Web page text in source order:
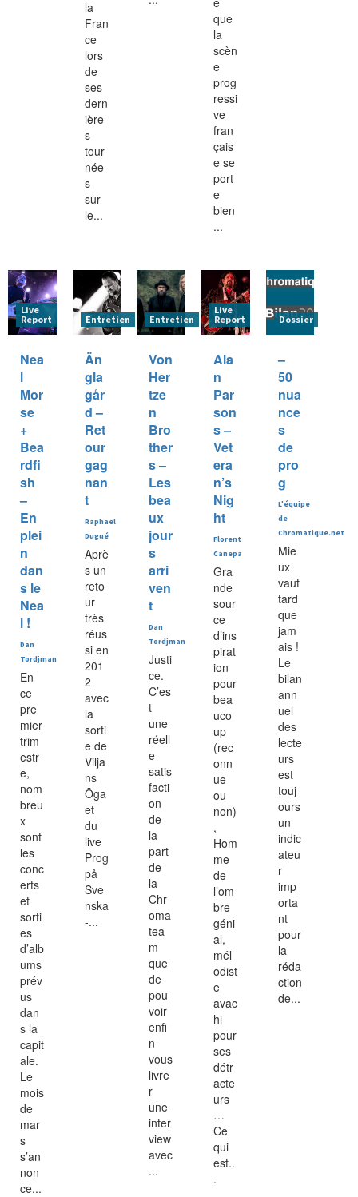
la
Fran
ce
lors
de
ses
dern
ière
s
tour
née
s
sur
le...
que
la
scèn
e
prog
ressi
ve
fran
çais
e se
port
e
bien
...
Live
Report
Nea
l
Mor
se
+
Bea
rdfi
sh
–
En
plei
n
dan
s le
Nea
l !
Dan
Tordjman
En
ce
pre
mier
trim
estr
e,
nom
breu
x
sont
les
conc
erts
et
sorti
es
d’alb
ums
prév
us
dan
s la
capit
ale.
Le
mois
de
mar
s
s’an
non
ce...
Entretien
Än
gla
går
d –
Ret
our
gag
nan
t
Raphaël
Dugué
Aprè
s un
reto
ur
très
réus
si en
201
2
avec
la
sorti
e de
Vilja
ns
Öga
et
du
live
Prog
på
Sve
nska
-...
Entretien
Von
Her
tze
n
Bro
ther
s –
Les
bea
ux
jour
s
arri
ven
t
Dan
Tordjman
Justi
ce.
C’es
t
une
réell
e
satis
facti
on
de
la
part
de
la
Chr
oma
tea
m
que
de
pou
voir
enfi
n
vous
livre
r
une
inter
view
avec
...
Live
Report
Ala
n
Par
son
s –
Vet
era
n’s
Nig
ht
Florent
Canepa
Gra
nde
sour
ce
d’ins
pirat
ion
pour
bea
uco
up
(rec
onn
ue
ou
non)
,
Hom
me
de
l’om
bre
géni
al,
mél
odist
e
avac
hi
pour
ses
détr
acte
urs
…
Ce
qui
est..
.
Dossier
–
50
nua
nce
s
de
pro
g
L'équipe
de
Chromatique.net
Mie
ux
vaut
tard
que
jam
ais !
Le
bilan
ann
uel
des
lecte
urs
est
touj
ours
un
indic
ateu
r
imp
orta
nt
pour
la
réda
ction
de...